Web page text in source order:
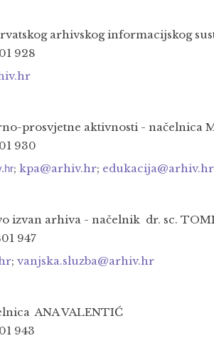
arhivskog informacijskog
928
prosvjetne aktivnosti - načelnica
930
; kpa@arhiv.hr; edukacija@arhiv.hr
izvan arhiva - načelnik dr. sc.
947
; vanjska.sluzba@arhiv.hr
ANA VALENTIĆ
943